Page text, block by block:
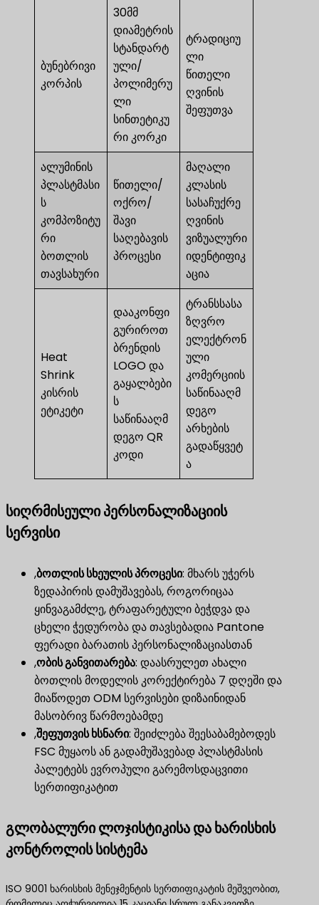
ბუნებრივი
კორპის
30მმ
დიამეტრის
სტანდარტ
ული/
პოლიმერუ
ლი
სინთეტიკუ
რი კორკი
ტრადიციუ
ლი
წითელი
ღვინის
შეფუთვა
ალუმინის
პლასტმასი
ს
კომპოზიტუ
რი
ბოთლის
თავსახური
წითელი/
ოქრო/
შავი
საღებავის
პროცესი
მაღალი
კლასის
სასაჩუქრე
ღვინის
ვიზუალური
იდენტიფიკ
აცია
Heat
Shrink
კისრის
ეტიკეტი
დააკონფი
გურიროთ
ბრენდის
LOGO და
გაყალბები
ს
საწინააღმ
დეგო QR
კოდი
ტრანსსასა
ზღვრო
ელექტრონ
ული
კომერციის
საწინააღმ
დეგო
არხების
გადაწყვეტ
ა
სიღრმისეული პერსონალიზაციის
სერვისი
,ბოთლის სხეულის პროცესი​: მხარს უჭერს
ზედაპირის დამუშავებას, როგორიცაა
ყინვაგამძლე, ტრაფარეტული ბეჭდვა და
ცხელი ჭედურობა და თავსებადია Pantone
ფერადი ბარათის პერსონალიზაციასთან
,ობის განვითარება​: დაასრულეთ ახალი
ბოთლის მოდელის კორექტირება 7 დღეში და
მიაწოდეთ ODM სერვისები დიზაინიდან
მასობრივ წარმოებამდე
,შეფუთვის ხსნარი​: შეიძლება შეესაბამებოდეს
FSC მუყაოს ან გადამუშავებად პლასტმასის
პალეტებს ევროპული გარემოსდაცვითი
სერთიფიკატით
გლობალური ლოჯისტიკისა და ხარისხის
კონტროლის სისტემა
ISO 9001 ხარისხის მენეჯმენტის სერთიფიკატის მეშვეობით,